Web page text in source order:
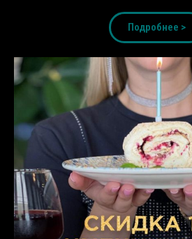
Подробнее >